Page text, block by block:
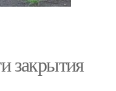
закрытия